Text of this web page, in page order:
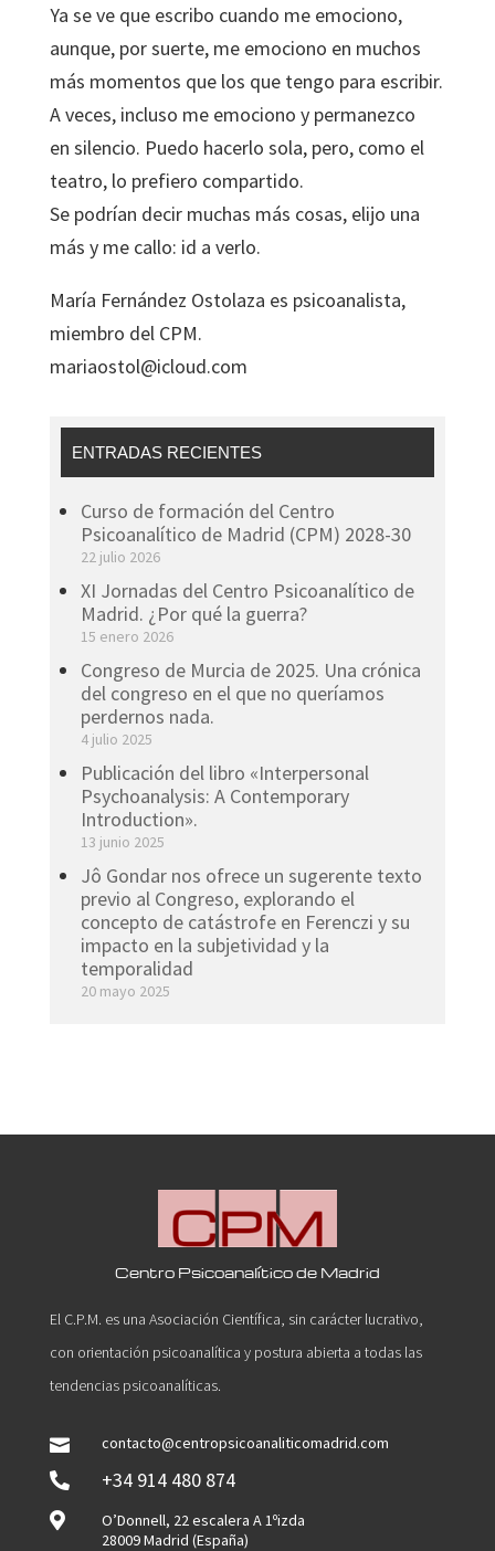
Ya se ve que escribo cuando me emociono,
aunque, por suerte, me emociono en muchos
más momentos que los que tengo para escribir.
A veces, incluso me emociono y permanezco
en silencio. Puedo hacerlo sola, pero, como el
teatro, lo prefiero compartido.
Se podrían decir muchas más cosas, elijo una
más y me callo: id a verlo.
María Fernández Ostolaza es psicoanalista,
miembro del CPM.
mariaostol@icloud.com
ENTRADAS RECIENTES
Curso de formación del Centro
Psicoanalítico de Madrid (CPM) 2028-30
22 julio 2026
XI Jornadas del Centro Psicoanalítico de
Madrid. ¿Por qué la guerra?
15 enero 2026
Congreso de Murcia de 2025. Una crónica
del congreso en el que no queríamos
perdernos nada.
4 julio 2025
Publicación del libro «Interpersonal
Psychoanalysis: A Contemporary
Introduction».
13 junio 2025
Jô Gondar nos ofrece un sugerente texto
previo al Congreso, explorando el
concepto de catástrofe en Ferenczi y su
impacto en la subjetividad y la
temporalidad
20 mayo 2025
Centro Psicoanalítico de Madrid
El C.P.M. es una Asociación Científica, sin carácter lucrativo,
con orientación psicoanalítica y postura abierta a todas las
tendencias psicoanalíticas.

contacto@centropsicoanaliticomadrid.com

+34 914 480 874

O’Donnell, 22 escalera A 1ºizda
28009 Madrid (España)